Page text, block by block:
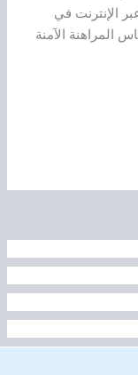
الإنترنت في
المراهنة الآمنة